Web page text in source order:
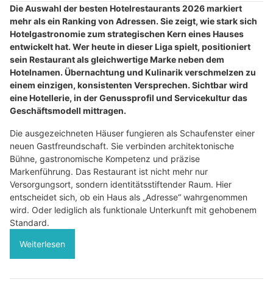
Die Auswahl der besten Hotelrestaurants 2026 markiert
mehr als ein Ranking von Adressen. Sie zeigt, wie stark sich
Hotelgastronomie zum strategischen Kern eines Hauses
entwickelt hat. Wer heute in dieser Liga spielt, positioniert
sein Restaurant als gleichwertige Marke neben dem
Hotelnamen. Übernachtung und Kulinarik verschmelzen zu
einem einzigen, konsistenten Versprechen. Sichtbar wird
eine Hotellerie, in der Genussprofil und Servicekultur das
Geschäftsmodell mittragen.
Die ausgezeichneten Häuser fungieren als Schaufenster einer
neuen Gastfreundschaft. Sie verbinden architektonische
Bühne, gastronomische Kompetenz und präzise
Markenführung. Das Restaurant ist nicht mehr nur
Versorgungsort, sondern identitätsstiftender Raum. Hier
entscheidet sich, ob ein Haus als „Adresse“ wahrgenommen
wird. Oder lediglich als funktionale Unterkunft mit gehobenem
Standard.
Weiterlesen